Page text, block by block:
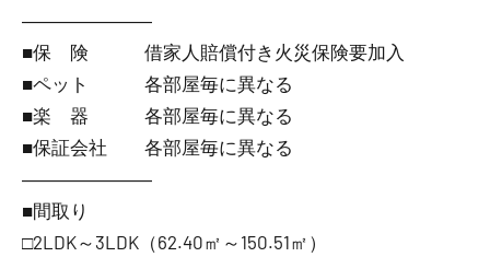
―――――――
■保 険 借家人賠償付き火災保険要加入
■ペット 各部屋毎に異なる
■楽 器 各部屋毎に異なる
■保証会社 各部屋毎に異なる
―――――――
■間取り
□2LDK～3LDK（62.40㎡～150.51㎡）